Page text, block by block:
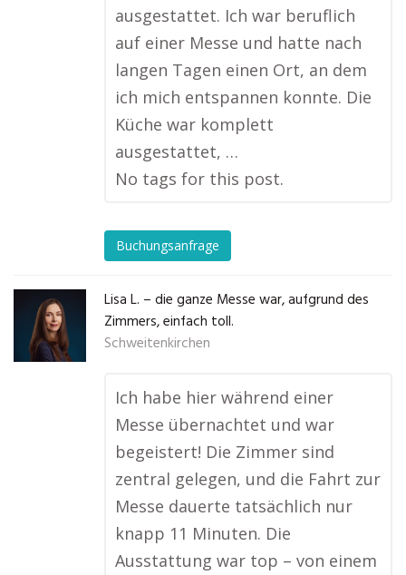
ausgestattet. Ich war beruflich
auf einer Messe und hatte nach
langen Tagen einen Ort, an dem
ich mich entspannen konnte. Die
Küche war komplett
ausgestattet, …
No tags for this post.
Buchungsanfrage
Lisa L. – die ganze Messe war, aufgrund des
Zimmers, einfach toll.
Schweitenkirchen
Ich habe hier während einer
Messe übernachtet und war
begeistert! Die Zimmer sind
zentral gelegen, und die Fahrt zur
Messe dauerte tatsächlich nur
knapp 11 Minuten. Die
Ausstattung war top – von einem